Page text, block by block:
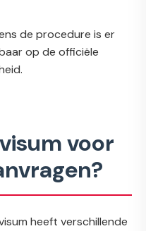
de procedure is er
op de officiële
voor
heeft verschillende